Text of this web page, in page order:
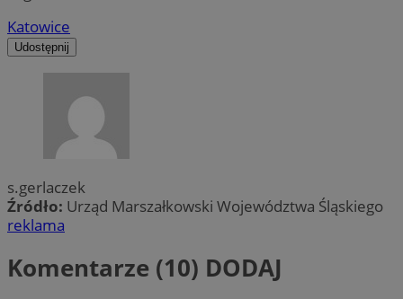
Katowice
Udostępnij
s.gerlaczek
Źródło: Urząd Marszałkowski Województwa Śląskiego
reklama
Komentarze (10) DODAJ